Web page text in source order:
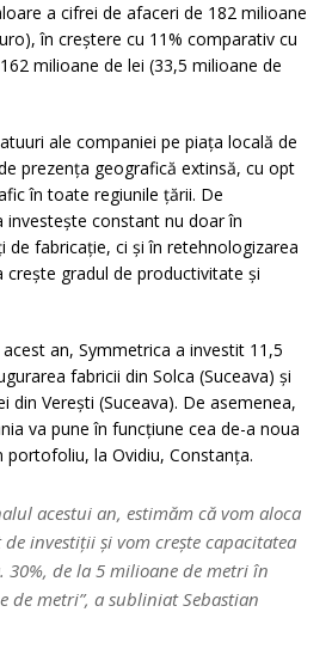
a cifrei de afaceri de 182 milioane
în creștere cu 11% comparativ cu
milioane de lei (33,5 milioane de
ale companiei pe piața locală de
prezența geografică extinsă, cu opt
în toate regiunile țării. De
investește constant nu doar în
de fabricație, ci și în retehnologizarea
gradul de productivitate și
an, Symmetrica a investit 11,5
fabricii din Solca (Suceava) și
din Verești (Suceava). De asemenea,
va pune în funcțiune cea de-a noua
la Ovidiu, Constanța.
acestui an, estimăm că vom aloca
investiții și vom crește capacitatea
30%, de la 5 milioane de metri în
de metri”, a subliniat Sebastian